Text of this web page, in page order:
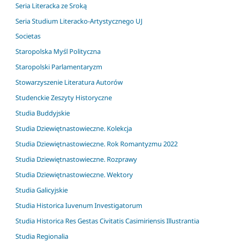
Seria Literacka ze Sroką
Seria Studium Literacko-Artystycznego UJ
Societas
Staropolska Myśl Polityczna
Staropolski Parlamentaryzm
Stowarzyszenie Literatura Autorów
Studenckie Zeszyty Historyczne
Studia Buddyjskie
Studia Dziewiętnastowieczne. Kolekcja
Studia Dziewiętnastowieczne. Rok Romantyzmu 2022
Studia Dziewiętnastowieczne. Rozprawy
Studia Dziewiętnastowieczne. Wektory
Studia Galicyjskie
Studia Historica Iuvenum Investigatorum
Studia Historica Res Gestas Civitatis Casimiriensis Illustrantia
Studia Regionalia